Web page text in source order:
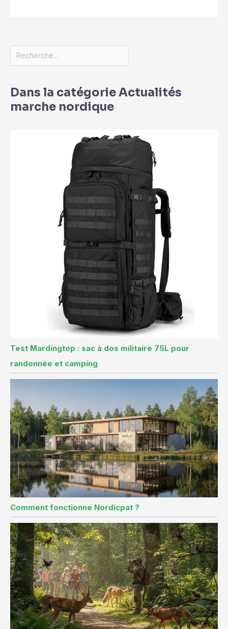
Dans la catégorie Actualités
marche nordique
Test Mardingtop : sac à dos militaire 75L pour
randonnée et camping
Comment fonctionne Nordicpat ?